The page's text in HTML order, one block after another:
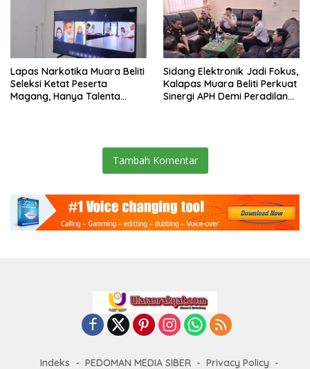
Lapas Narkotika Muara Beliti
Seleksi Ketat Peserta
Magang, Hanya Talenta
Sidang Elektronik Jadi Fokus,
Kalapas Muara Beliti Perkuat
Sinergi APH Demi Peradilan
Tambah Komentar
Indeks PEDOMAN MEDIA SIBER Privacy Policy